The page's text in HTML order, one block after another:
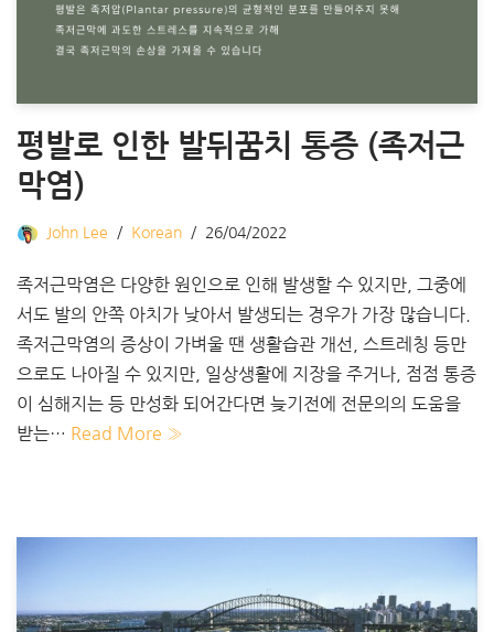
평발로 인한 발뒤꿈치 통증 (족저근
막염)
John Lee Korean 26/04/2022
족저근막염은 다양한 원인으로 인해 발생할 수 있지만, 그중에
서도 발의 안쪽 아치가 낮아서 발생되는 경우가 가장 많습니다.
족저근막염의 증상이 가벼울 땐 생활습관 개선, 스트레칭 등만
으로도 나아질 수 있지만, 일상생활에 지장을 주거나, 점점 통증
이 심해지는 등 만성화 되어간다면 늦기전에 전문의의 도움을
받는… Read More »